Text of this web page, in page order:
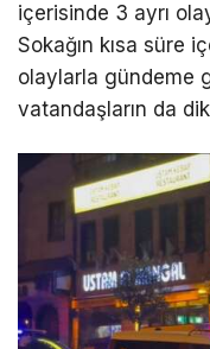
içerisinde 3 ayrı
Sokağın kısa süre
olaylarla gündeme
vatandaşların da